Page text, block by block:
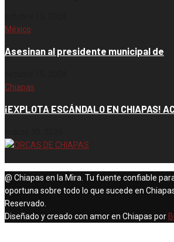
México
Asesinan al presidente municipal de
Chiapas
¡EXPLOTA ESCÁNDALO EN CHIAPAS!
@ Chiapas en la Mira. Tu fuente confiable
oportuna sobre todo lo que sucede en
Reservado.
Diseñado y creado con amor en Chiapas por